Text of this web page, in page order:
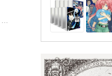
카와카미 타이키 글,그림/후세,밋츠바 원저/도영명 역
| 2017년 08월 17일